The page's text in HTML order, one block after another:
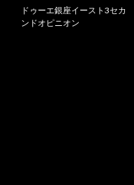
ドゥーエ銀座イースト3セカ
ンドオピニオン